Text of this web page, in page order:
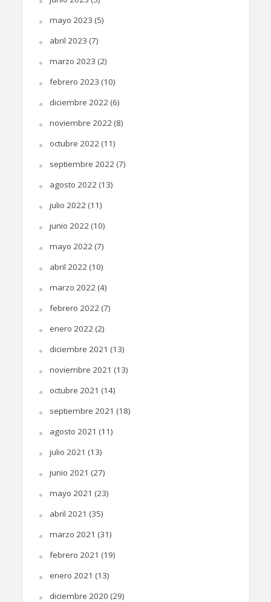
mayo 2023 (5)
abril 2023 (7)
marzo 2023 (2)
febrero 2023 (10)
diciembre 2022(6)
noviembre 2022(8)
octubre 2022(11)
septiembre 2022(7)
agosto 2022(13)
julio 2022(11)
junio 2022(10)
mayo 2022(7)
abril 2022(10)
marzo 2022(4)
febrero 2022(7)
enero 2022(2)
diciembre 2021 (13)
noviembre 2021 (13)
octubre 2021 (14)
septiembre 2021 (18)
agosto 2021 (11)
julio 2021 (13)
junio 2021 (27)
mayo 2021 (23)
abril 2021 (35)
marzo 2021 (31)
febrero 2021 (19)
enero 2021 (13)
diciembre 2020 (29)